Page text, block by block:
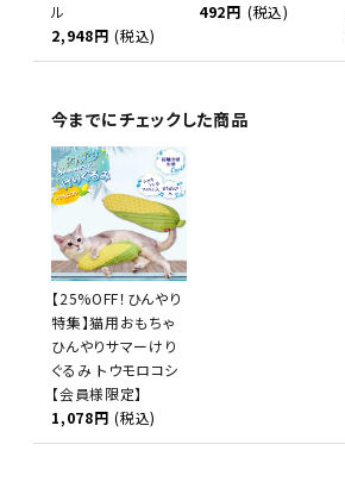
ル
2,948円 (税込)
492円 (税込)
今までにチェックした商品
【25%OFF！ひんやり
特集】猫用おもちゃ
ひんやりサマーけり
ぐるみ トウモロコシ
【会員様限定】
1,078円 (税込)